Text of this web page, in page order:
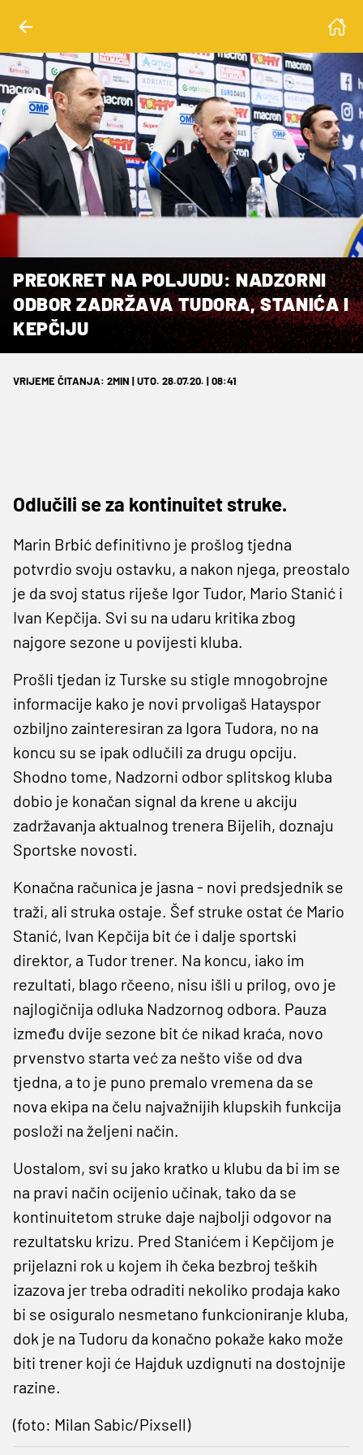
PREOKRET NA POLJUDU: NADZORNI
ODBOR ZADRŽAVA TUDORA, STANIĆA I
KEPČIJU
VRIJEME ČITANJA: 2MIN | UTO. 28.07.20. | 08:41
Odlučili se za kontinuitet struke.
Marin Brbić definitivno je prošlog tjedna
potvrdio svoju ostavku, a nakon njega, preostalo
je da svoj status riješe Igor Tudor, Mario Stanić i
Ivan Kepčija. Svi su na udaru kritika zbog
najgore sezone u povijesti kluba.
Prošli tjedan iz Turske su stigle mnogobrojne
informacije kako je novi prvoligaš Hatayspor
ozbiljno zainteresiran za Igora Tudora, no na
koncu su se ipak odlučili za drugu opciju.
Shodno tome, Nadzorni odbor splitskog kluba
dobio je konačan signal da krene u akciju
zadržavanja aktualnog trenera Bijelih, doznaju
Sportske novosti.
Konačna računica je jasna - novi predsjednik se
traži, ali struka ostaje. Šef struke ostat će Mario
Stanić, Ivan Kepčija bit će i dalje sportski
direktor, a Tudor trener. Na koncu, iako im
rezultati, blago rčeeno, nisu išli u prilog, ovo je
najlogičnija odluka Nadzornog odbora. Pauza
između dvije sezone bit će nikad kraća, novo
prvenstvo starta već za nešto više od dva
tjedna, a to je puno premalo vremena da se
nova ekipa na čelu najvažnijih klupskih funkcija
posloži na željeni način.
Uostalom, svi su jako kratko u klubu da bi im se
na pravi način ocijenio učinak, tako da se
kontinuitetom struke daje najbolji odgovor na
rezultatsku krizu. Pred Stanićem i Kepčijom je
prijelazni rok u kojem ih čeka bezbroj teških
izazova jer treba odraditi nekoliko prodaja kako
bi se osiguralo nesmetano funkcioniranje kluba,
dok je na Tudoru da konačno pokaže kako može
biti trener koji će Hajduk uzdignuti na dostojnije
razine.
(foto: Milan Sabic/Pixsell)